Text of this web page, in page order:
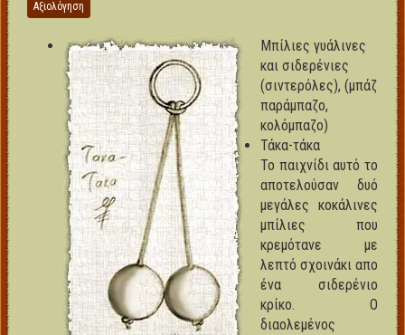
Μπίλιες γυάλινες
και σιδερένιες
(σιντερόλες), (μπάζ
παράμπαζο,
κολόμπαζο)
Τάκα-τάκα
Το παιχνίδι αυτό το
αποτελούσαν δυό
μεγάλες κοκάλινες
μπίλιες που
κρεμότανε με
λεπτό σχοινάκι απο
ένα σιδερένιο
κρίκο. Ο
διαολεμένος